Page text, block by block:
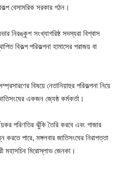
বেসামরিক সরকার গঠন।
নিরঙ্কুশ সংখ্যাগরিষ্ঠ সদস্যরা বিশ্বাস
বিকল্প পরিকল্পনা হামাসের পরাজয় বা
বিষয়ে নেতানিয়াহুর পরিকল্পনা নিয়ে
একজন জ্যেষ্ঠ কর্মকর্তা।
পরিণতির ঝুঁকি তৈরি করবে এবং গাজার
করতে পারে, মঙ্গলবার জাতিসংঘের নিরাপত্তা
মহাসচিব মিরোস্লাভ জেনকা।